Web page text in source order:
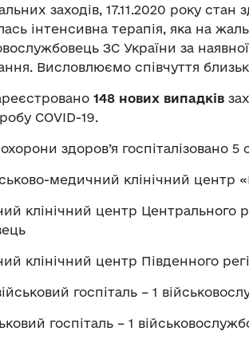
заходів, 17.11.2020 року стан
інтенсивна терапія, яка на
ЗС України за
Висловлюємо співчуття
148 нових випадків
COVID-19.
здоров’я госпіталізовано 5
медичний клінічний центр
клінічний центр Центрального
клінічний центр Південного
госпіталь – 1
госпіталь – 1